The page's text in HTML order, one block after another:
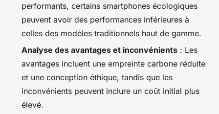
performants, certains smartphones écologiques
peuvent avoir des performances inférieures à
celles des modèles traditionnels haut de gamme.
Analyse des avantages et inconvénients : Les
avantages incluent une empreinte carbone réduite
et une conception éthique, tandis que les
inconvénients peuvent inclure un coût initial plus
élevé.